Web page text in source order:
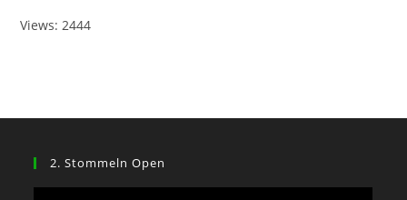
Views: 2444
2. Stommeln Open